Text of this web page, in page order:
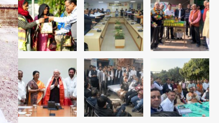
3
अब पहला स्थान हासिल करना लक्ष्य:
डीएम
Team JHJ
4
28 साल बाद कानून के शिकंजे में आया
हत्या का फरार आरोपी
Team JHJ